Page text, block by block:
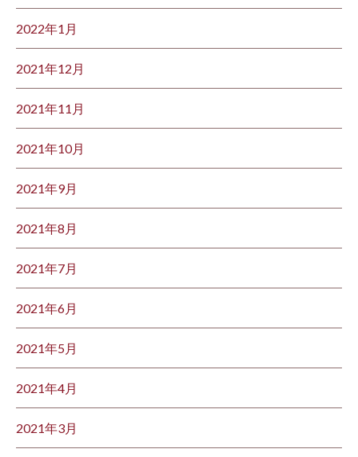
2022年1月
2021年12月
2021年11月
2021年10月
2021年9月
2021年8月
2021年7月
2021年6月
2021年5月
2021年4月
2021年3月